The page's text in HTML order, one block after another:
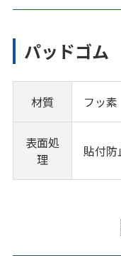
パッドゴム
材質 フッ素
表面処
理
貼付防